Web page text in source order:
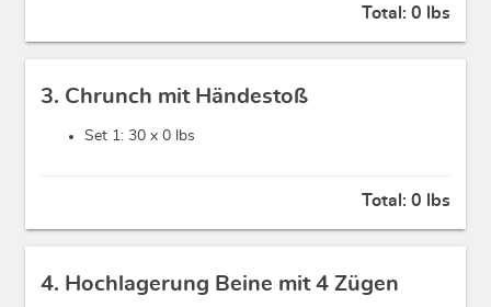
Total: 0 lbs
3. Chrunch mit Händestoß
Set 1: 30 x 0 lbs
Total: 0 lbs
4. Hochlagerung Beine mit 4 Zügen